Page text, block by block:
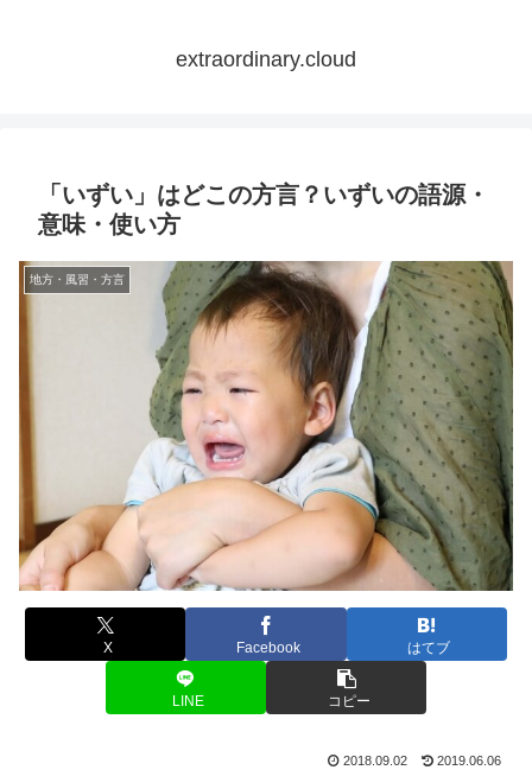
extraordinary.cloud
「いずい」はどこの方言？いずいの語源・
意味・使い方
地方・風習・方言
X Facebook はてブ
LINE コピー
2018.09.02 2019.06.06